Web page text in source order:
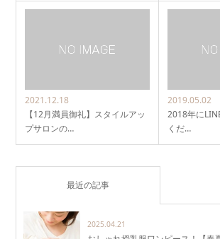
2021.12.18
【12月満員御礼】スタイルアッ
プサロンの…
2019.05.02
2018年に
くだ…
最近の記事
2025.04.21